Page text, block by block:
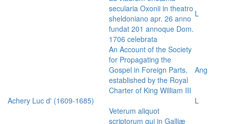
secularia Oxonii in theatro
sheldoniano apr. 26 anno
fundat 201 annoque Dom.
1706 celebrata
L
An Account of the Society
for Propagating the
Gospel in Foreign Parts,
established by the Royal
Charter of King William III
Ang
Achery Luc d' (1609-1685) L
Veterum aliquot
scriptorum qui in Galliæ